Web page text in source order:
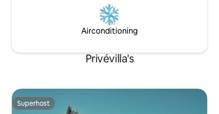
Airconditioning
Privévilla's
Superhost
Superhost